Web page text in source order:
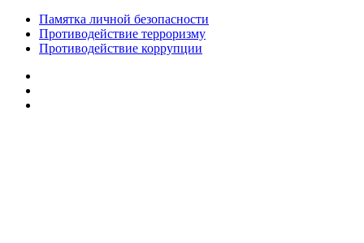
Памятка личной безопасности
Противодействие терроризму
Противодействие коррупции